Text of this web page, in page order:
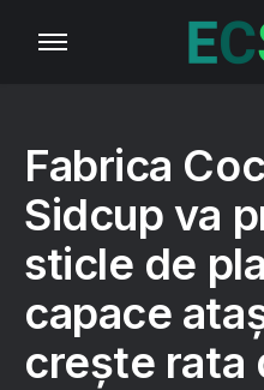
Fabrica
Sidcup va
sticle de
capace
crește rata